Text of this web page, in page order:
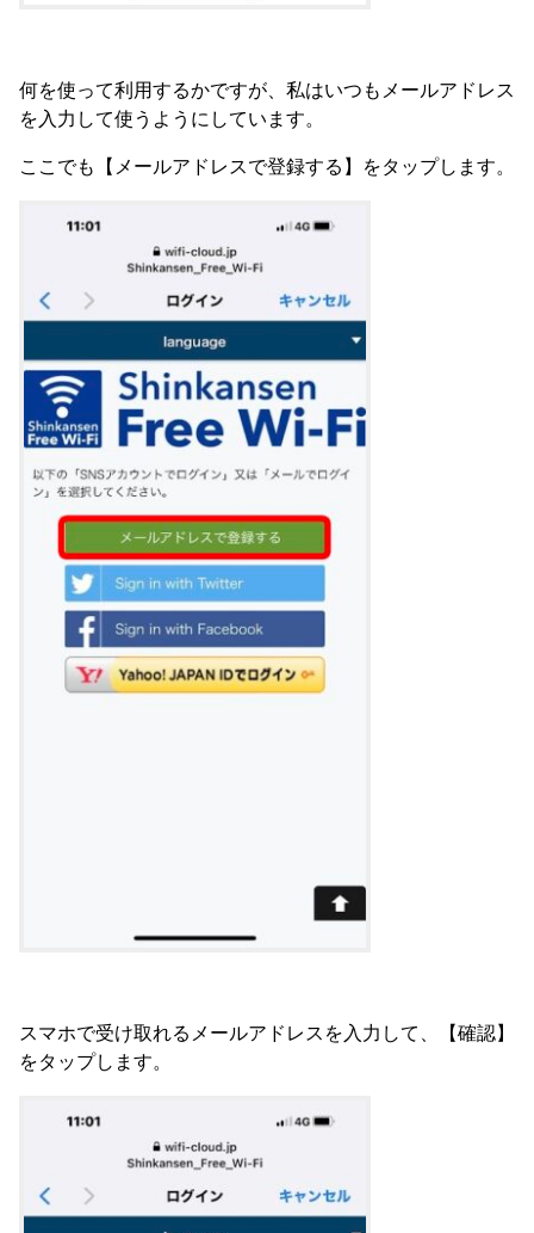
何を使って利用するかですが、私はいつもメールアドレス
を入力して使うようにしています。
ここでも【メールアドレスで登録する】をタップします。
スマホで受け取れるメールアドレスを入力して、【確認】
をタップします。